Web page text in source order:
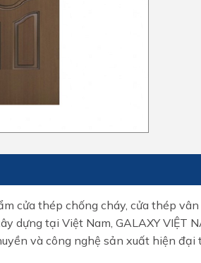
cửa thép chống cháy, cửa thép
dựng tại Việt Nam, GALAXY VIỆT
và công nghệ sản xuất hiện đại